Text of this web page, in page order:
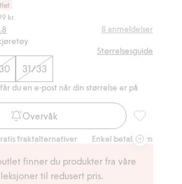
kr.
8 anmeldelser
Størrelsesguide
31/33
du en e-post når din størrelse er på
Overvåk
Enkel betaling med Vipps &
finner du produkter fra våre
til redusert pris.